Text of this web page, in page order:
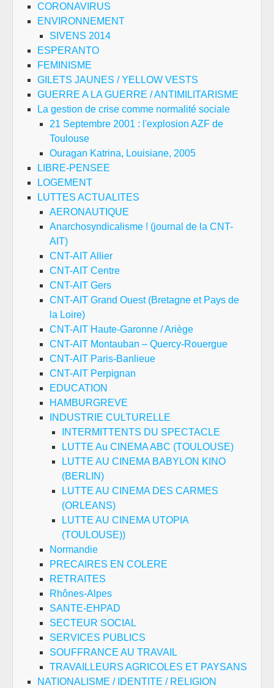
CORONAVIRUS
ENVIRONNEMENT
SIVENS 2014
ESPERANTO
FEMINISME
GILETS JAUNES / YELLOW VESTS
GUERRE A LA GUERRE / ANTIMILITARISME
La gestion de crise comme normalité sociale
21 Septembre 2001 : l'explosion AZF de
Toulouse
Ouragan Katrina, Louisiane, 2005
LIBRE-PENSEE
LOGEMENT
LUTTES ACTUALITES
AERONAUTIQUE
Anarchosyndicalisme ! (journal de la CNT-
AIT)
CNT-AIT Allier
CNT-AIT Centre
CNT-AIT Gers
CNT-AIT Grand Ouest (Bretagne et Pays de
la Loire)
CNT-AIT Haute-Garonne / Ariège
CNT-AIT Montauban – Quercy-Rouergue
CNT-AIT Paris-Banlieue
CNT-AIT Perpignan
EDUCATION
HAMBURGREVE
INDUSTRIE CULTURELLE
INTERMITTENTS DU SPECTACLE
LUTTE Au CINEMA ABC (TOULOUSE)
LUTTE AU CINEMA BABYLON KINO
(BERLIN)
LUTTE AU CINEMA DES CARMES
(ORLEANS)
LUTTE AU CINEMA UTOPIA
(TOULOUSE))
Normandie
PRECAIRES EN COLERE
RETRAITES
Rhônes-Alpes
SANTE-EHPAD
SECTEUR SOCIAL
SERVICES PUBLICS
SOUFFRANCE AU TRAVAIL
TRAVAILLEURS AGRICOLES ET PAYSANS
NATIONALISME / IDENTITE / RELIGION